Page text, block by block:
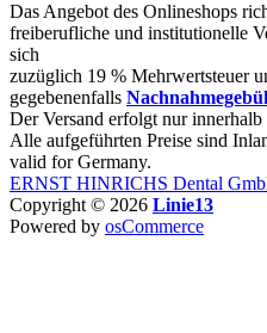
Das Angebot des Onlineshops
freiberufliche und institutionelle
sich
zuzüglich 19 % Mehrwertsteuer
gegebenenfalls
Der Versand erfolgt nur innerhalb
Alle aufgeführten Preise sind
valid for Germany.
ERNST HINRICHS Dental
Copyright © 2026 Linie13
Powered by osCommerce